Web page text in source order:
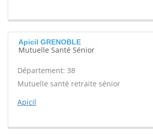
Apicil GRENOBLE
Mutuelle Santé Sénior
Département: 38
Mutuelle santé retraite sénior
Apicil